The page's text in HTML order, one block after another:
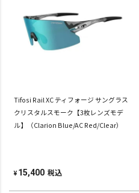
Tifosi Rail XC ティフォージ サングラス
クリスタルスモーク【3枚レンズモデ
ル】（Clarion Blue/AC Red/Clear）
¥ 15,400 税込